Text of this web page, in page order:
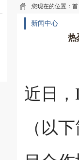
您现在的位置： 首
新闻中心
热
近日
（以